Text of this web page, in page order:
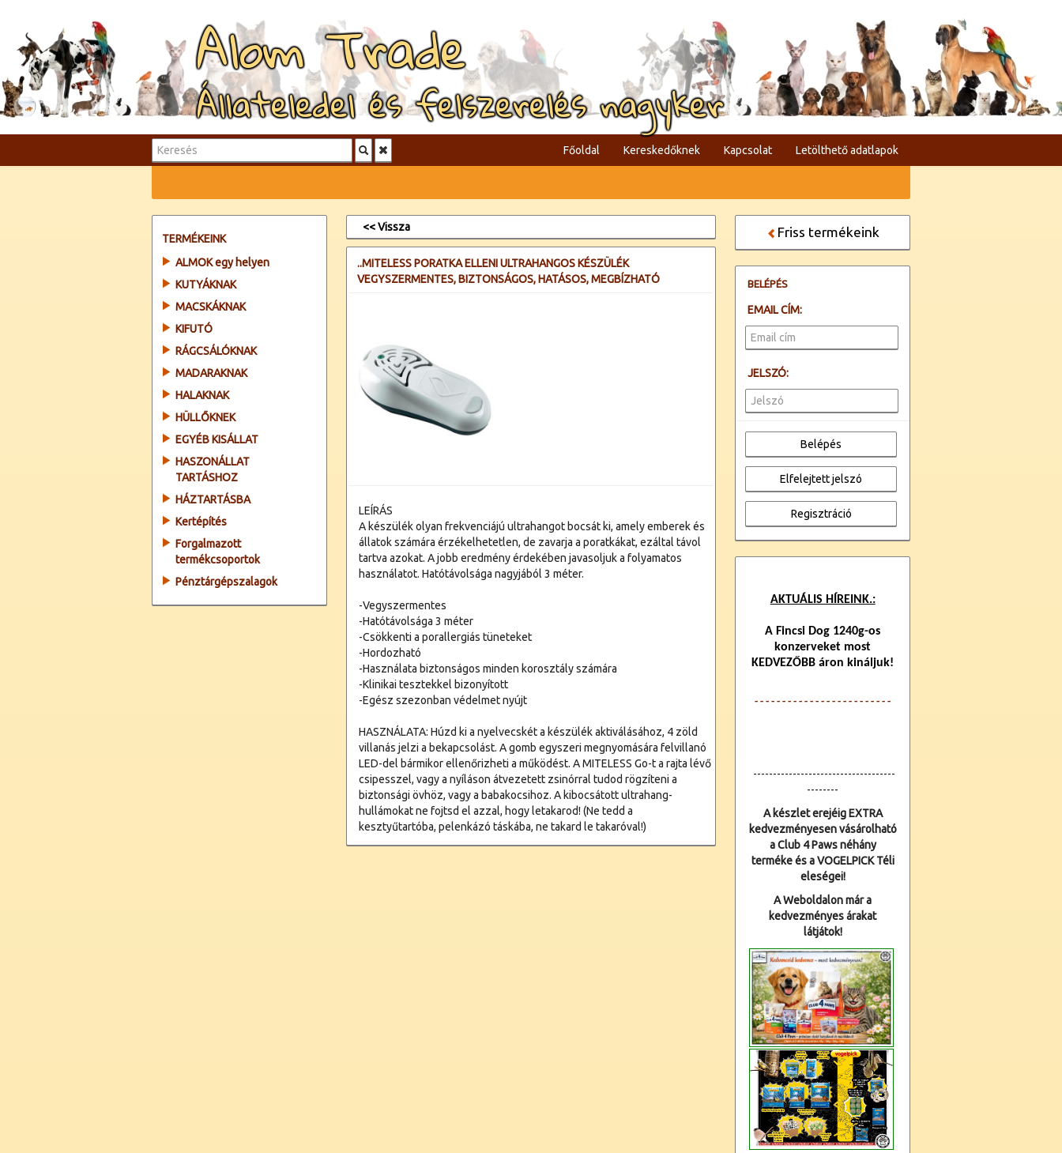
Alom Trade
Állateledel és felszerelés nagyker
Főoldal Kereskedőknek Kapcsolat Letölthető adatlapok
TERMÉKEINK
ALMOK egy helyen
KUTYÁKNAK
MACSKÁKNAK
KIFUTÓ
RÁGCSÁLÓKNAK
MADARAKNAK
HALAKNAK
HÜLLŐKNEK
EGYÉB KISÁLLAT
HASZONÁLLAT
TARTÁSHOZ
HÁZTARTÁSBA
Kertépítés
Forgalmazott
termékcsoportok
Pénztárgépszalagok
<< Vissza
..MITELESS PORATKA ELLENI ULTRAHANGOS KÉSZÜLÉK
VEGYSZERMENTES, BIZTONSÁGOS, HATÁSOS, MEGBÍZHATÓ
LEÍRÁS
A készülék olyan frekvenciájú ultrahangot bocsát ki, amely emberek és
állatok számára érzékelhetetlen, de zavarja a poratkákat, ezáltal távol
tartva azokat. A jobb eredmény érdekében javasoljuk a folyamatos
használatot. Hatótávolsága nagyjából 3 méter.
-Vegyszermentes
-Hatótávolsága 3 méter
-Csökkenti a porallergiás tüneteket
-Hordozható
-Használata biztonságos minden korosztály számára
-Klinikai tesztekkel bizonyított
-Egész szezonban védelmet nyújt
HASZNÁLATA: Húzd ki a nyelvecskét a készülék aktiválásához, 4 zöld
villanás jelzi a bekapcsolást. A gomb egyszeri megnyomására felvillanó
LED-del bármikor ellenőrizheti a működést. A MITELESS Go-t a rajta lévő
csipesszel, vagy a nyíláson átvezetett zsinórral tudod rögzíteni a
biztonsági övhöz, vagy a babakocsihoz. A kibocsátott ultrahang-
hullámokat ne fojtsd el azzal, hogy letakarod! (Ne tedd a
kesztyűtartóba, pelenkázó táskába, ne takard le takaróval!)
Friss termékeink
BELÉPÉS
EMAIL CÍM:
JELSZÓ:
AKTUÁLIS HÍREINK.:
A Fincsi Dog 1240g-os
konzerveket most
KEDVEZŐBB áron kináljuk!
- - - - - - - - - - - - -- - - - - - - - - - - -
------------------------------------
--------
A készlet erejéig EXTRA
kedvezményesen vásárolható
a Club 4 Paws néhány
terméke és a VOGELPICK Téli
eleségei!
A Weboldalon már a
kedvezményes árakat
látjátok!